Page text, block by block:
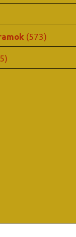
(573)